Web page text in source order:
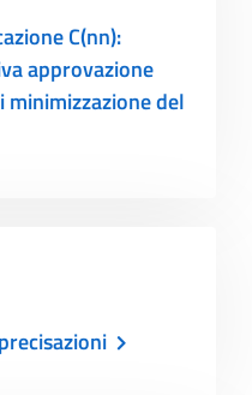
C(nn):
approvazione
del